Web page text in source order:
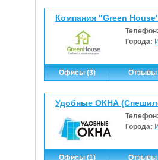
Компания "Green
Города:
Офисы (3) Отзывы
Удобные ОКНА
Города:
Офисы (1) Отзывы